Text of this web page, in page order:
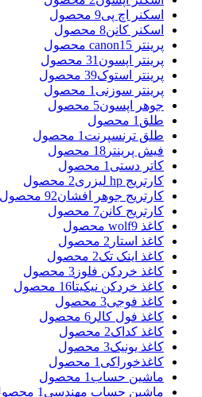
اسکنر اچ پی9 محصول
اسکنر کانن8 محصول
پرینتر canon 15 محصول
پرینتر اپسون 31 محصول
پرینتر استوک39 محصول
پرینتر سوزنی 1 محصول
جوهر اپسون5 محصول
طلق 1 محصول
طلق ترنسپرنت 1 محصول
فیش پرینتر 18 محصول
کاتر دستی 1 محصول
کارتریج hp لیزری
2 محصول
کارتریج جوهر افشان92 محصول
کارتریج کانن7 محصول
کاغذ wolf 9 محصول
کاغذ استار 2 محصول
کاغذ اینک تک2 محصول
کاغذ خردکن فلوز 3 محصول
کاغذ خردکن نیکیتا16 محصول
کاغذ فوجی3 محصول
کاغذ فول کالر 6 محصول
کاغذ کداک2 محصول
کاغذ یونیک3 محصول
کاغذخوراکی 1 محصول
ماشین حساب 1 محصول
ماشین حساب مهندسی 1 محصول